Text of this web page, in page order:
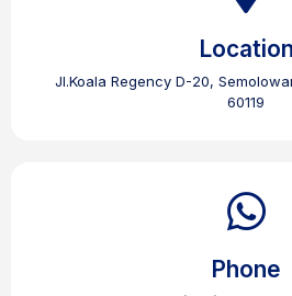
Location
Jl.Koala Regency D-20,
60119
Phone